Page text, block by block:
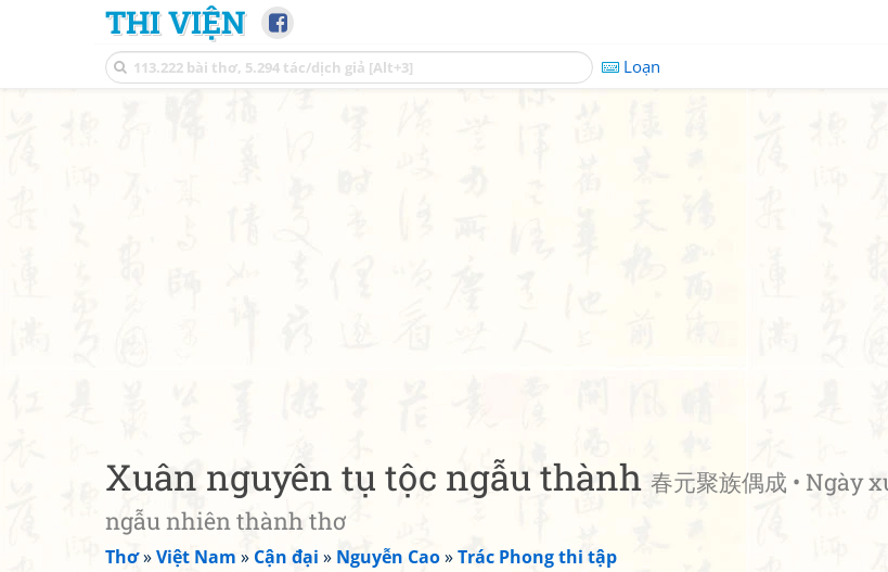
THI VIỆN
Loạn
Xuân nguyên tụ tộc ngẫu thành 春元聚族偶成 • Ngày
ngẫu nhiên thành thơ
Thơ»Việt Nam » Cận đại » Nguyễn Cao»Trác Phong thi tập